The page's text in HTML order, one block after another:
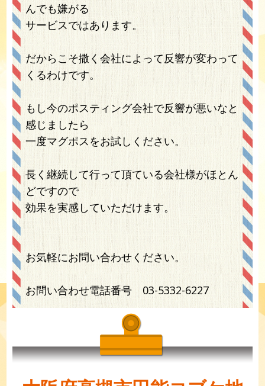
んでも嫌がる
サービスではあります。
だからこそ撒く会社によって反響が変わって
くるわけです。
もし今のポスティング会社で反響が悪いなと
感じましたら
一度マグポスをお試しください。
長く継続して行って頂ている会社様がほとん
どですので
効果を実感していただけます。
お気軽にお問い合わせください。
お問い合わせ電話番号 03-5332-6227